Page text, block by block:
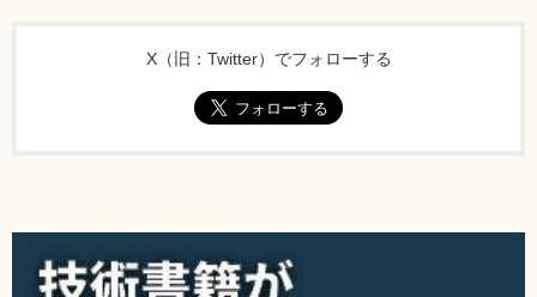
目
[誤]
method="get">
X（旧：Twitter）でフォローする